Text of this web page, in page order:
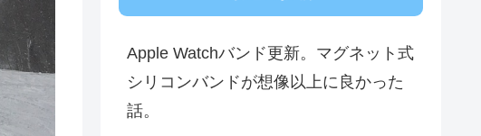
Apple Watchバンド更新。マグネット式
シリコンバンドが想像以上に良かった
話。